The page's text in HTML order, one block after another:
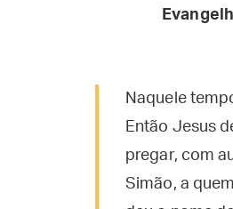
Naquele
Então Jesus
pregar, com
Simão, a